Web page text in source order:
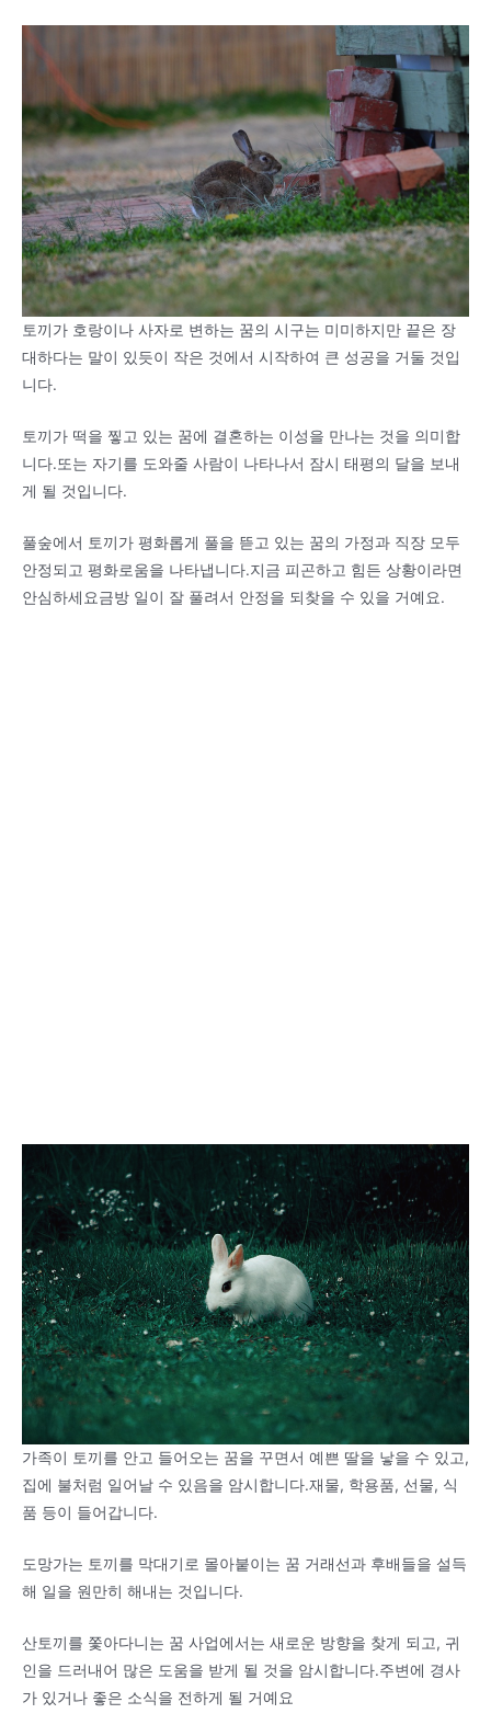
토끼가 호랑이나 사자로 변하는 꿈의 시구는 미미하지만 끝은 장
대하다는 말이 있듯이 작은 것에서 시작하여 큰 성공을 거둘 것입
니다.
토끼가 떡을 찧고 있는 꿈에 결혼하는 이성을 만나는 것을 의미합
니다.또는 자기를 도와줄 사람이 나타나서 잠시 태평의 달을 보내
게 될 것입니다.
풀숲에서 토끼가 평화롭게 풀을 뜯고 있는 꿈의 가정과 직장 모두
안정되고 평화로움을 나타냅니다.지금 피곤하고 힘든 상황이라면
안심하세요금방 일이 잘 풀려서 안정을 되찾을 수 있을 거예요.
가족이 토끼를 안고 들어오는 꿈을 꾸면서 예쁜 딸을 낳을 수 있고,
집에 불처럼 일어날 수 있음을 암시합니다.재물, 학용품, 선물, 식
품 등이 들어갑니다.
도망가는 토끼를 막대기로 몰아붙이는 꿈 거래선과 후배들을 설득
해 일을 원만히 해내는 것입니다.
산토끼를 쫓아다니는 꿈 사업에서는 새로운 방향을 찾게 되고, 귀
인을 드러내어 많은 도움을 받게 될 것을 암시합니다.주변에 경사
가 있거나 좋은 소식을 전하게 될 거예요